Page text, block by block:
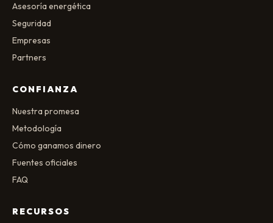
Asesoría energética
Seguridad
Empresas
Partners
CONFIANZA
Nuestra promesa
Metodología
Cómo ganamos dinero
Fuentes oficiales
FAQ
RECURSOS